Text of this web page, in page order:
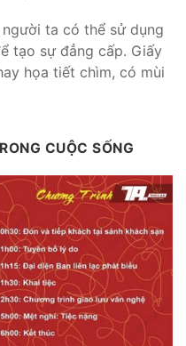
ta có thể sử dụng
tạo sự đẳng cấp. Giấy
họa tiết chìm, có mùi
CUỘC SỐNG